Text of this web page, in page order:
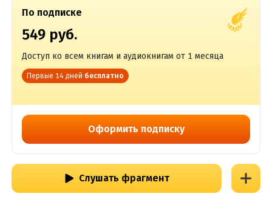
По подписке
549 руб.
Доступ ко всем книгам и аудиокнигам от 1 месяца
Первые 14 дней бесплатно
Оформить подписку
Слушать фрагмент